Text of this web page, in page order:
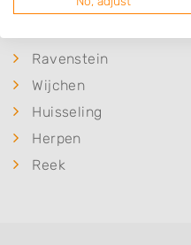
Ravenstein
Wijchen
Huisseling
Herpen
Reek